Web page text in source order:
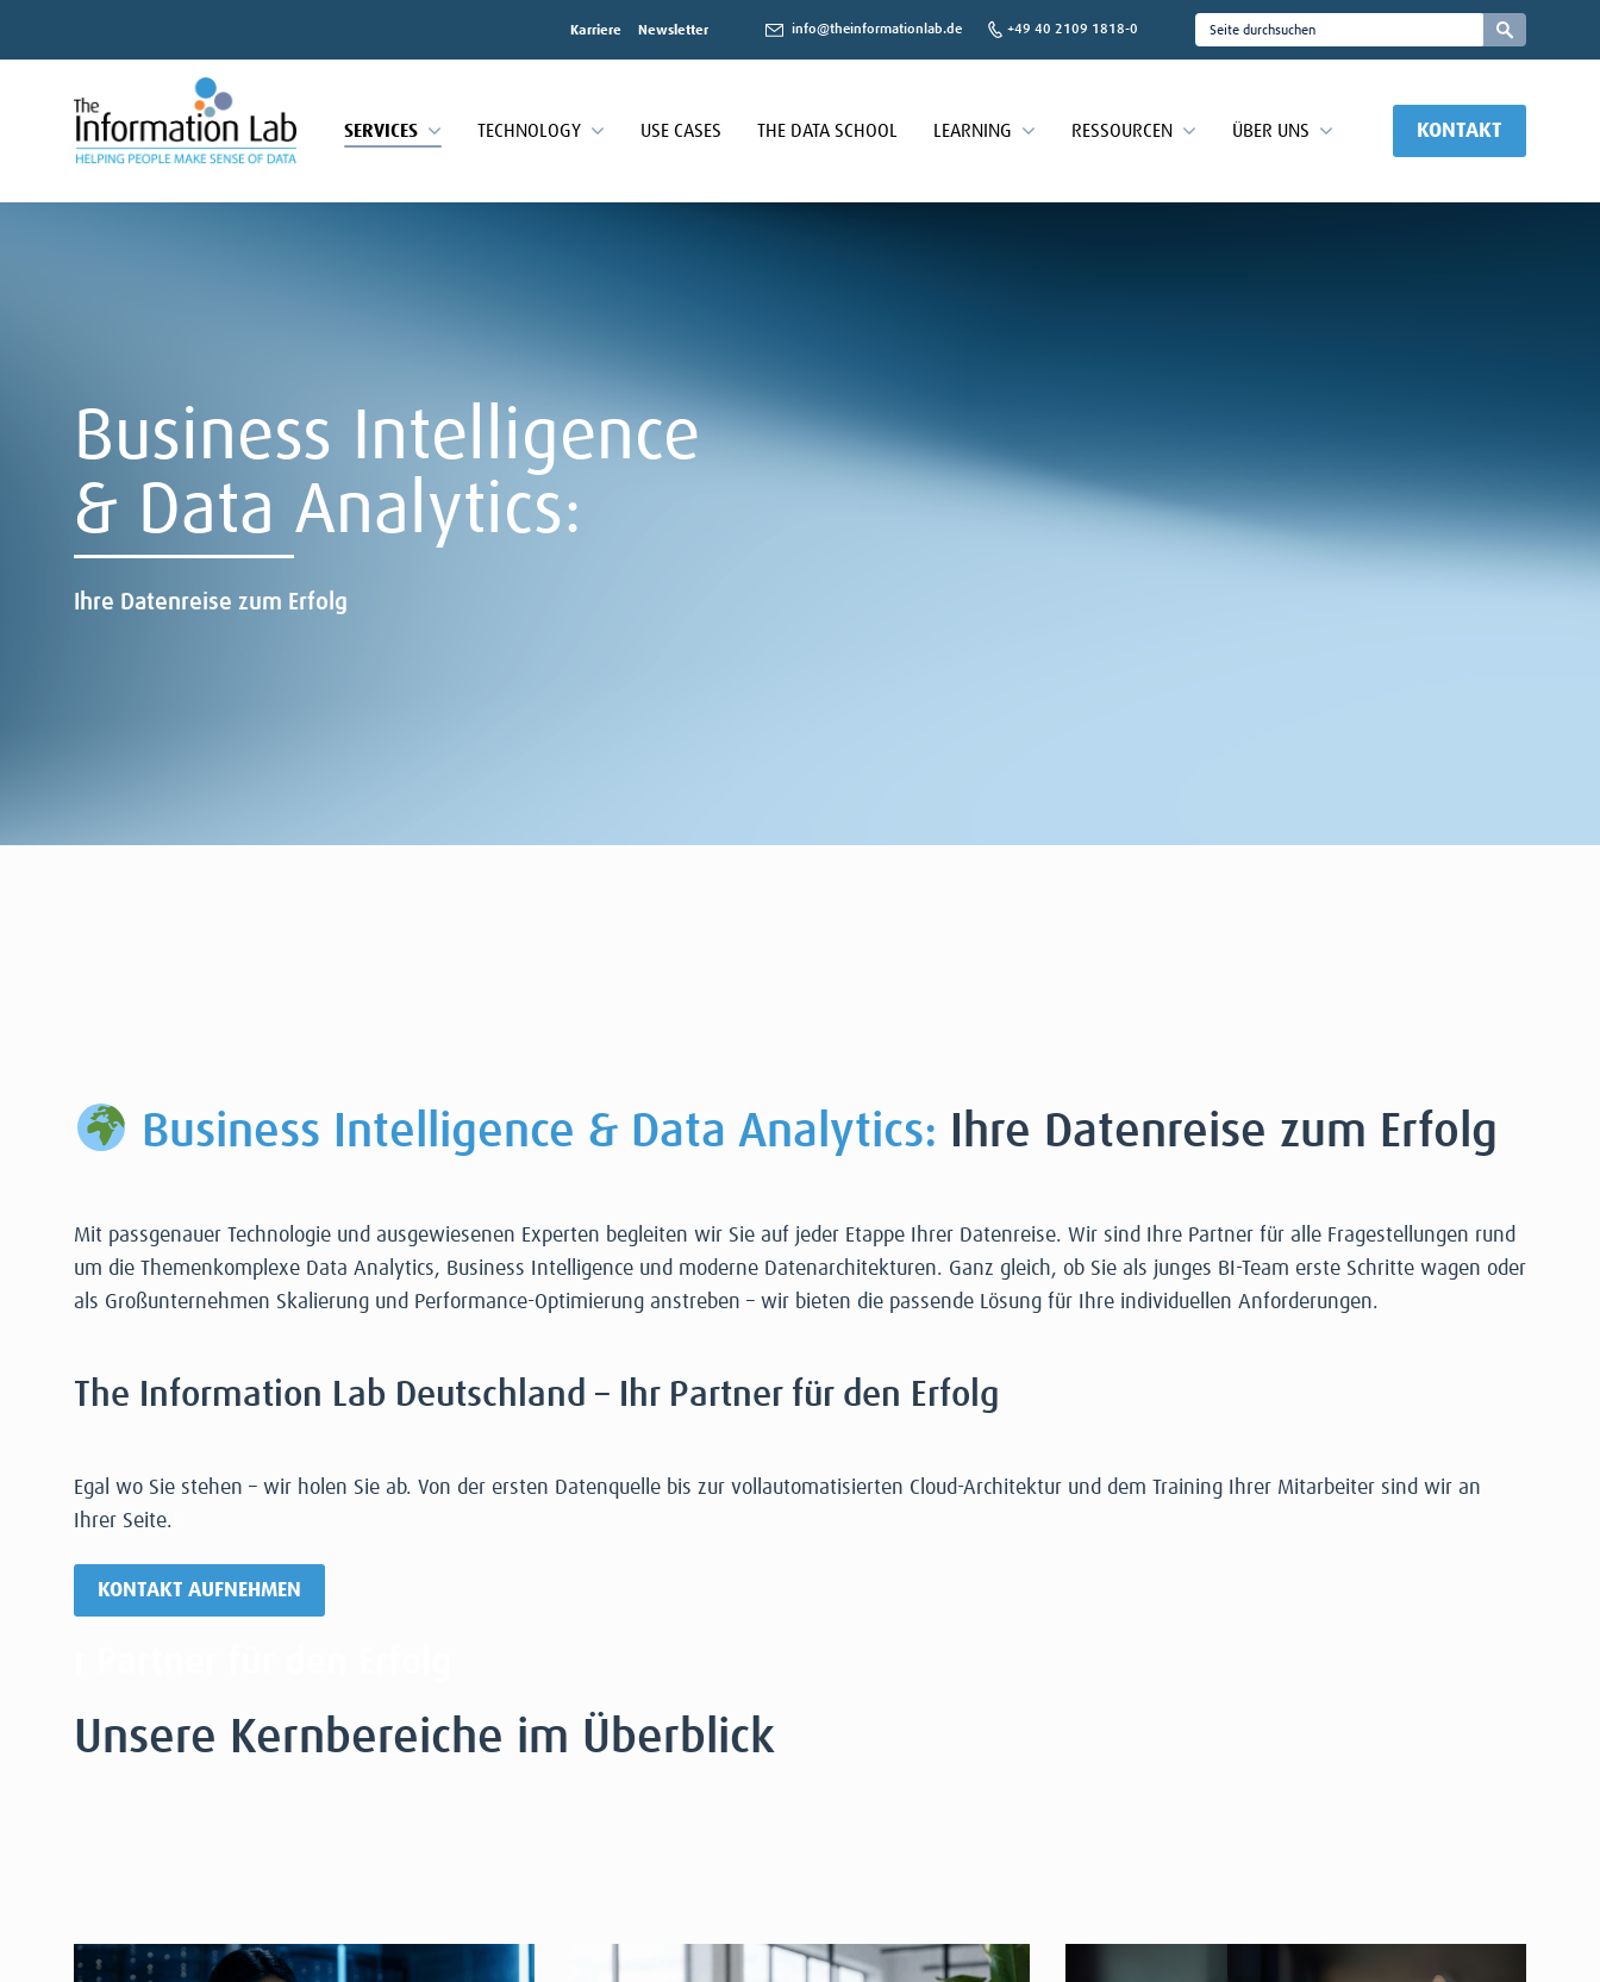
Karriere Newsletter info@theinformationlab.de +49 40 2109 1818-0
SERVICES TECHNOLOGY USE CASES THE DATA SCHOOL LEARNING RESSOURCEN ÜBER UNS KONTAKT
Business Intelligence
& Data Analytics:
Ihre Datenreise zum Erfolg
Business Intelligence & Data Analytics: Ihre Datenreise zum Erfolg
Mit passgenauer Technologie und ausgewiesenen Experten begleiten wir Sie auf jeder Etappe Ihrer Datenreise. Wir sind Ihre Partner für alle Fragestellungen rund
um die Themenkomplexe Data Analytics, Business Intelligence und moderne Datenarchitekturen. Ganz gleich, ob Sie als junges BI-Team erste Schritte wagen oder
als Großunternehmen Skalierung und Performance-Optimierung anstreben – wir bieten die passende Lösung für Ihre individuellen Anforderungen.
The Information Lab Deutschland – Ihr Partner für den Erfolg
Egal wo Sie stehen – wir holen Sie ab. Von der ersten Datenquelle bis zur vollautomatisierten Cloud-Architektur und dem Training Ihrer Mitarbeiter sind wir an
Ihrer Seite.
KONTAKT AUFNEHMEN
Unsere Kernbereiche im Überblick